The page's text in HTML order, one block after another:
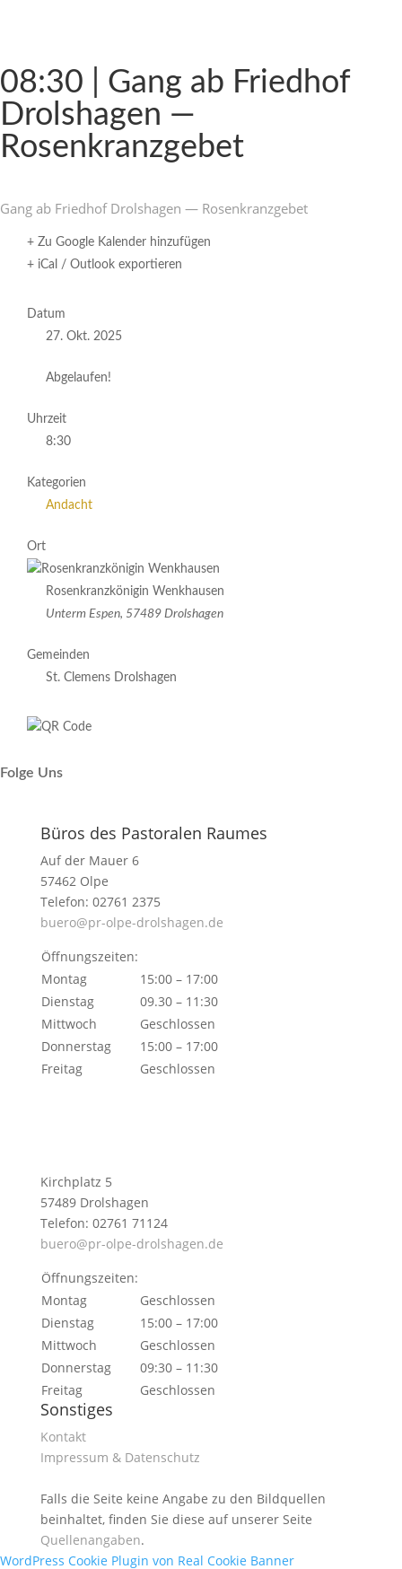
08:30 | Gang ab Friedhof
Drol­s­hagen —
Rosenkranzgebet
Gang ab Friedhof Drol­s­hagen — Rosenkranzgebet
+ Zu Google Kalender hinzufügen
+ iCal / Outlook exportieren
Datum
27. Okt. 2025
Abgelaufen!
Uhrzeit
8:30
Kategorien
Andacht
Ort
Rosenkranzkönigin Wenkhausen
Unterm Espen, 57489 Drolshagen
Gemeinden
St. Clemens Drolshagen
Folge Uns
Büros des Pastoralen Raumes
Auf der Mauer 6
57462 Olpe
Telefon: 02761 2375
buero@pr-olpe-drolshagen.de
Öffnungszeiten:
Montag
15:00 – 17:00
Dienstag
09.30 – 11:30
Mittwoch
Geschlossen
Donnerstag
15:00 – 17:00
Freitag
Geschlossen
Kirchplatz 5
57489 Drolshagen
Telefon: 02761 71124
buero@pr-olpe-drolshagen.de
Öffnungszeiten:
Montag
Geschlossen
Dienstag
15:00 – 17:00
Mittwoch
Geschlossen
Donnerstag
09:30 – 11:30
Freitag
Geschlossen
Sonstiges
Kontakt
Impressum & Datenschutz
Falls die Seite keine Angabe zu den Bildquellen
beinhaltet, finden Sie diese auf unserer Seite
Quellenangaben.
WordPress Cookie Plugin von Real Cookie Banner